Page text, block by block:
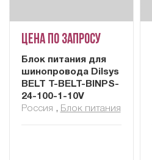
Цена по запросу
Блок питания для
шинопровода Dilsys
BELT T-BELT-BINPS-
24-100-1-10V
Россия , Блок питания